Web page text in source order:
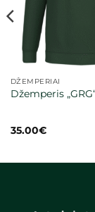
DŽEMPERIAI
Džemperis
35.00€